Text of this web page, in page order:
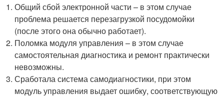
Общий сбой электронной части – в этом случае
проблема решается перезагрузкой посудомойки
(после этого она обычно работает).
Поломка модуля управления – в этом случае
самостоятельная диагностика и ремонт практически
невозможны.
Сработала система самодиагностики, при этом
модуль управления выдает ошибку, соответствующую